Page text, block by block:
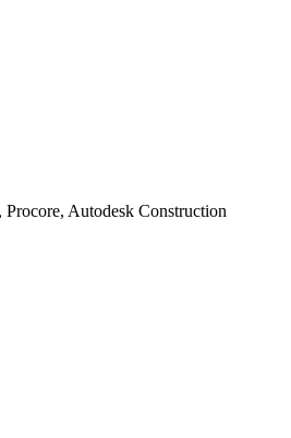
Procore, Autodesk Construction